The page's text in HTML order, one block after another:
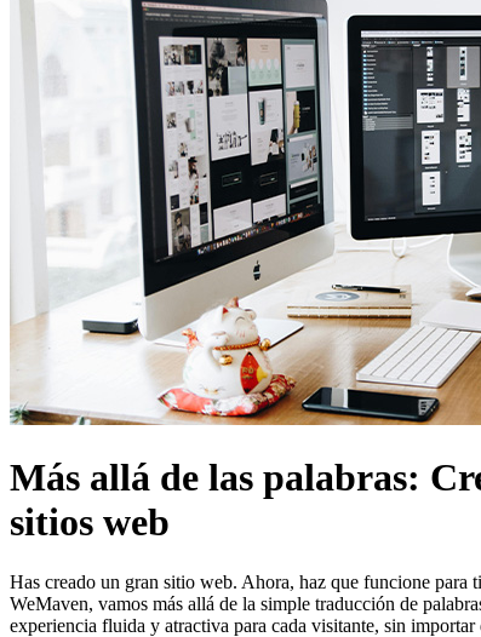
Más allá de las palabras:
sitios web
Has creado un gran sitio web. Ahora, haz que funcione
WeMaven, vamos más allá de la simple traducción de
experiencia fluida y atractiva para cada visitante, sin importar